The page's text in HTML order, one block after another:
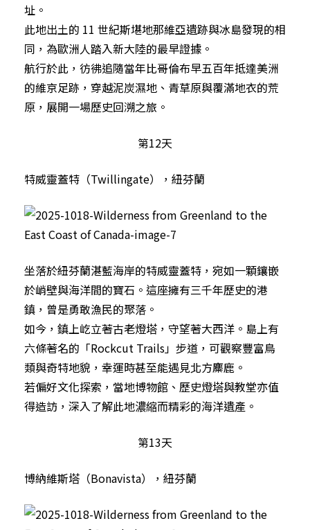
址。
此地出土的 11 世紀斯堪地那維亞遺跡與冰島發現的相
同，為歐洲人踏入新大陸的最早證據。
航行於此，彷彿追隨當年比哥倫布早五百年抵達美洲
的維京足跡，穿越泥炭濕地、青草原與覆滿地衣的荒
原，展開一場歷史回溯之旅。
第12天
特威靈蓋特（Twillingate），紐芬蘭
坐落於紐芬蘭湛藍海岸的特威靈蓋特，宛如一顆鑲嵌
於峭壁與海洋間的寶石。這座擁有三千年歷史的港
鎮，曾是勇敢漁民的聚落。
如今，鎮上屹立著古老燈塔，守望著大西洋。島上有
六條著名的「Rockcut Trails」步道，可觀察豐富鳥
類與奇特地貌，幸運時甚至能遇見北方麋鹿。
若偏好文化探索，當地博物館、歷史燈塔與教堂亦值
得造訪，深入了解此地濃縮而精彩的海洋遺產。
第13天
博納維斯塔（Bonavista），紐芬蘭